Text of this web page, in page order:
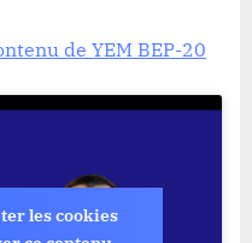
de YEM BEP-20
les cookies